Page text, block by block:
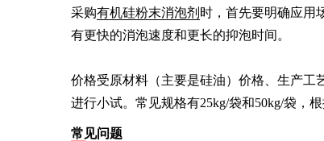
采购有机硅粉末消泡剂 时，首先要明确应用
有更快的消泡速度和更长的抑泡时间。
价格受原材料（主要是硅油）价格、生产工
进行小试。常见规格有25kg/袋和50kg/袋，
常见问题